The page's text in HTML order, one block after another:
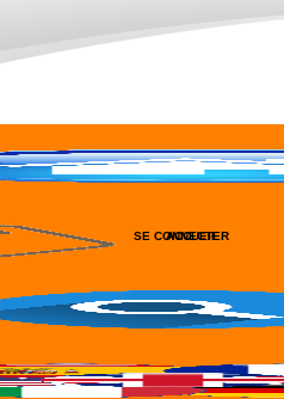
ACCUEIL
SE CONNECTER
RECHERCHER